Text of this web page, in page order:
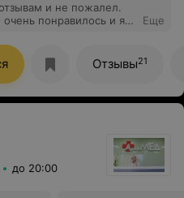
и не пожалел.
понравилось и я
Еще
Отзывы21
до 20:00